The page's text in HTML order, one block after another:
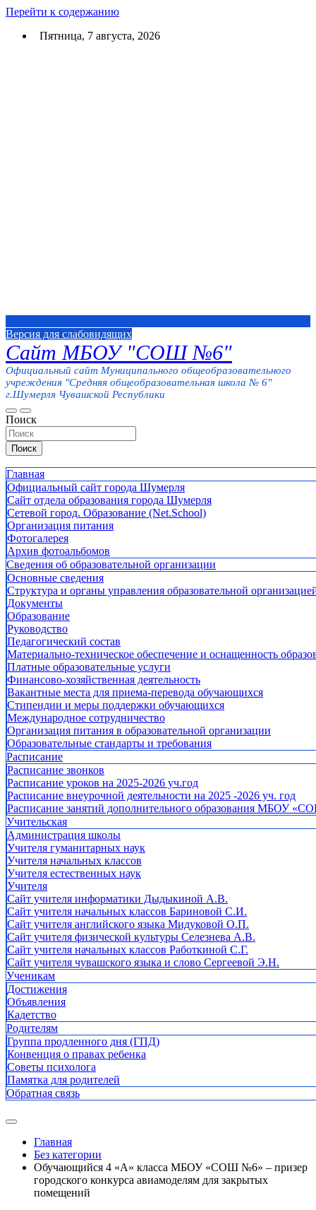
Перейти к содержанию
Пятница, 7 августа, 2026
Версия для слабовидящих
Сайт МБОУ "СОШ №6"
Официальный сайт Муниципального общеобразовательного
учреждения "Средняя общеобразовательная школа № 6"
г.Шумерля Чувашской Республики
Поиск
Поиск
Главная
Официальный сайт города Шумерля
Сайт отдела образования города Шумерля
Сетевой город. Образование (Net.School)
Организация питания
Фотогалерея
Архив фотоальбомов
Сведения об образовательной организации
Основные сведения
Структура и органы управления образовательной
Документы
Образование
Руководство
Педагогический состав
Материально-техническое обеспечение и оснащенность
Платные образовательные услуги
Финансово-хозяйственная деятельность
Вакантные места для приема-перевода обучающихся
Стипендии и меры поддержки обучающихся
Международное сотрудничество
Организация питания в образовательной организации
Образовательные стандарты и требования
Расписание
Расписание звонков
Расписание уроков на 2025-2026 уч.год
Расписание внеурочной деятельности на 2025 -2026 уч. год
Расписание занятий дополнительного образования МБОУ
Учительская
Администрация школы
Учителя гуманитарных наук
Учителя начальных классов
Учителя естественных наук
Учителя
Cайт учителя информатики Дыдыкиной А.В.
Сайт учителя начальных классов Бариновой С.И.
Сайт учителя английского языка Мидуковой О.П.
Сайт учителя физической культуры Селезнева А.В.
Сайт учителя начальных классов Работкиной С.Г.
Сайт учителя чувашского языка и слово Сергеевой Э.Н.
Ученикам
Достижения
Объявления
Кадетство
Родителям
Группа продленного дня (ГПД)
Конвенция о правах ребенка
Советы психолога
Памятка для родителей
Обратная связь
Главная
Без категории
Обучающийся 4 «А» класса МБОУ «СОШ №6» – призер
городского конкурса авиамоделям для закрытых
помещений